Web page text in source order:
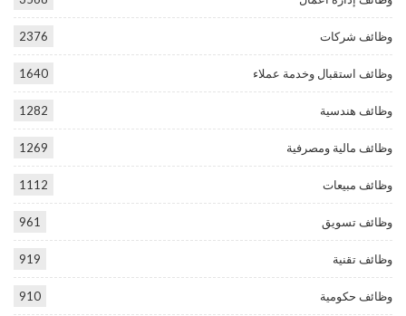
وظائف شركات 2376
وظائف استقبال وخدمة عملاء 1640
وظائف هندسية 1282
وظائف مالية ومصرفية 1269
وظائف مبيعات 1112
وظائف تسويق 961
وظائف تقنية 919
وظائف حكومية 910